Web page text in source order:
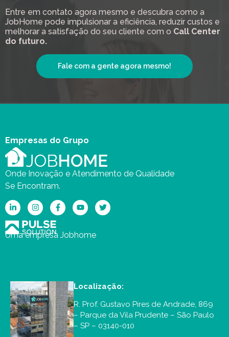
Entre em contato agora mesmo e descubra como a
JobHome pode impulsionar a eficiência, reduzir custos e
melhorar a satisfação do seu cliente com o Call Center
do futuro.
Fale com a gente agora mesmo!
Empresas do Grupo
Onde Inovação e Atendimento de Qualidade
Se Encontram.
Uma empresa Jobhome
Localização:
R. Prof. Gustavo Pires de Andrade, 869
– Parque da Vila Prudente – São Paulo
– SP – 03140-010